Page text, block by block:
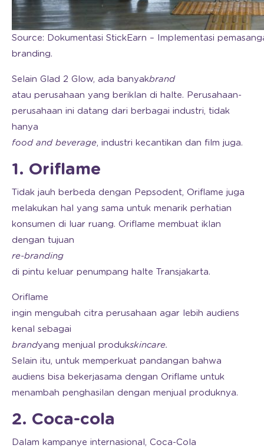
Source: Dokumentasi StickEarn – Implementasi
branding.
Selain Glad 2 Glow, ada banyakbrand
atau perusahaan yang beriklan di halte. Perusahaan-
perusahaan ini datang dari berbagai industri, tidak
hanya
food and beverage, industri kecantikan dan film juga.
1. Oriflame
Tidak jauh berbeda dengan Pepsodent, Oriflame juga
melakukan hal yang sama untuk menarik perhatian
konsumen di luar ruang. Oriflame membuat iklan
dengan tujuan
re-branding
di pintu keluar penumpang halte Transjakarta.
Oriflame
ingin mengubah citra perusahaan agar lebih audiens
kenal sebagai
brandyang menjual produkskincare.
Selain itu, untuk memperkuat pandangan bahwa
audiens bisa bekerjasama dengan Oriflame untuk
menambah penghasilan dengan menjual produknya.
2. Coca-cola
Dalam kampanye internasional, Coca-Cola